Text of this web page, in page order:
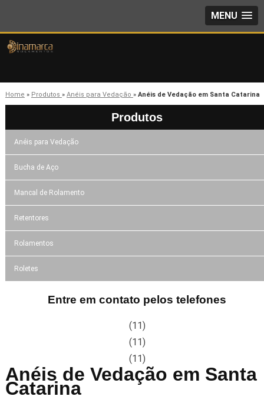
MENU
Home » Produtos » Anéis para Vedação » Anéis de Vedação em Santa Catarina
Produtos
Anéis para Vedação
Bucha de Aço
Mancal de Rolamento
Retentores
Rolamentos
Roletes
Entre em contato pelos telefones
(11)
(11)
(11)
Anéis de Vedação em Santa
Catarina